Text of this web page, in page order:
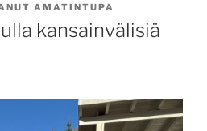
AMATINTUPA
kansainvälisiä